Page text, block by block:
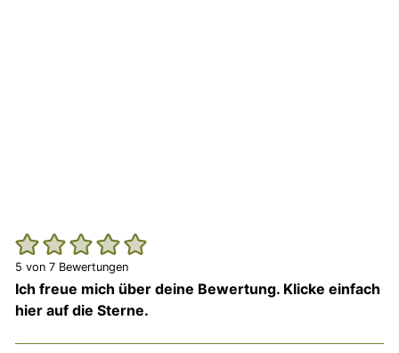
5 von7 Bewertungen
Ich freue mich über deine Bewertung. Klicke einfach
hier auf die Sterne.